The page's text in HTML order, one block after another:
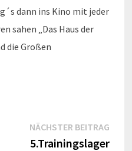
dann ins Kino mit jeder
sahen „Das Haus der
die Großen
NÄCHSTER BEITRAG
5.Trainingslager